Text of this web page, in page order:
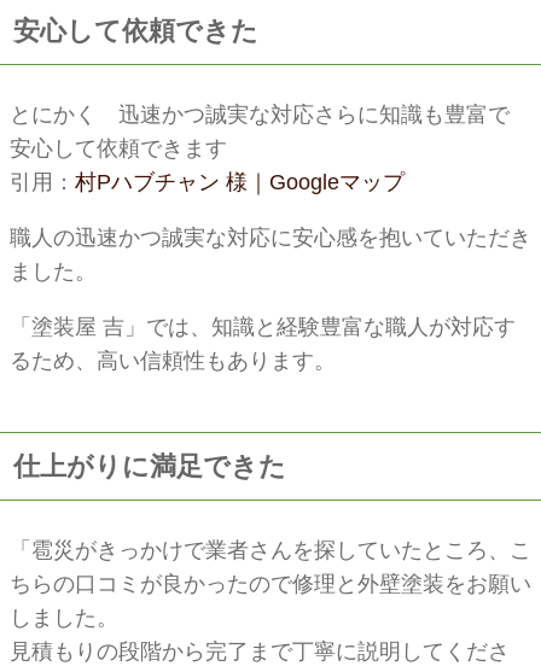
安心して依頼できた
とにかく 迅速かつ誠実な対応さらに知識も豊富で
安心して依頼できます
引用： 村Pハブチャン 様｜Googleマップ
職人の迅速かつ誠実な対応に安心感を抱いていただき
ました。
「塗装屋 吉」では、知識と経験豊富な職人が対応す
るため、高い信頼性もあります。
仕上がりに満足できた
「雹災がきっかけで業者さんを探していたところ、こ
ちらの口コミが良かったので修理と外壁塗装をお願い
しました。
見積もりの段階から完了まで丁寧に説明してくださ